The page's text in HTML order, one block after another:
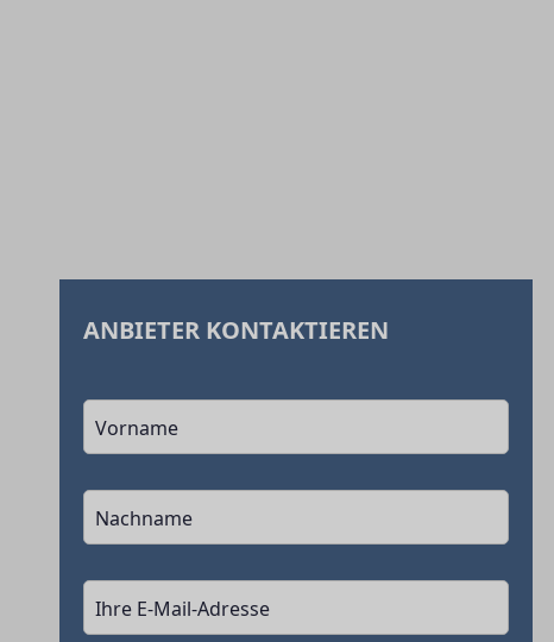
ANBIETER KONTAKTIEREN